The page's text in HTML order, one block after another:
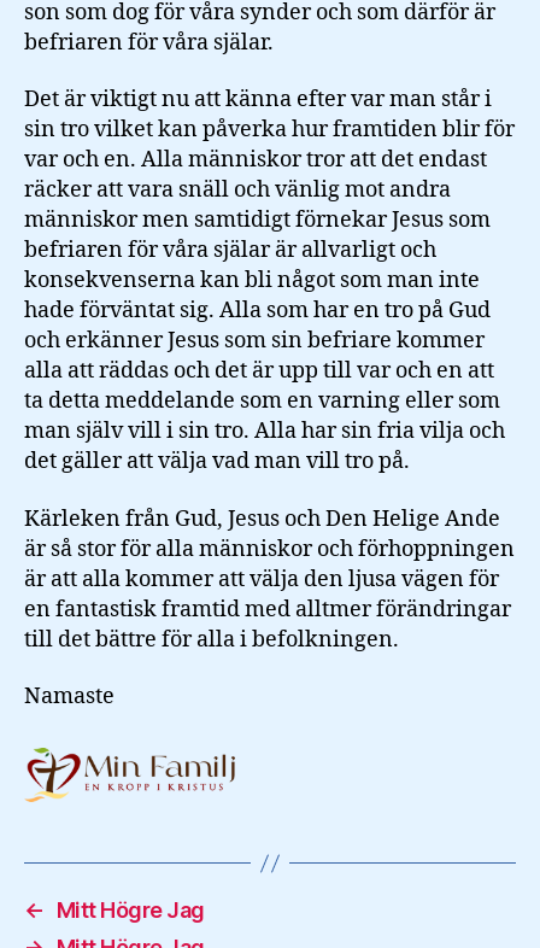
son som dog för våra synder och som därför är
befriaren för våra själar.
Det är viktigt nu att känna efter var man står i
sin tro vilket kan påverka hur framtiden blir för
var och en. Alla människor tror att det endast
räcker att vara snäll och vänlig mot andra
människor men samtidigt förnekar Jesus som
befriaren för våra själar är allvarligt och
konsekvenserna kan bli något som man inte
hade förväntat sig. Alla som har en tro på Gud
och erkänner Jesus som sin befriare kommer
alla att räddas och det är upp till var och en att
ta detta meddelande som en varning eller som
man själv vill i sin tro. Alla har sin fria vilja och
det gäller att välja vad man vill tro på.
Kärleken från Gud, Jesus och Den Helige Ande
är så stor för alla människor och förhoppningen
är att alla kommer att välja den ljusa vägen för
en fantastisk framtid med alltmer förändringar
till det bättre för alla i befolkningen.
Namaste
←
Mitt Högre Jag